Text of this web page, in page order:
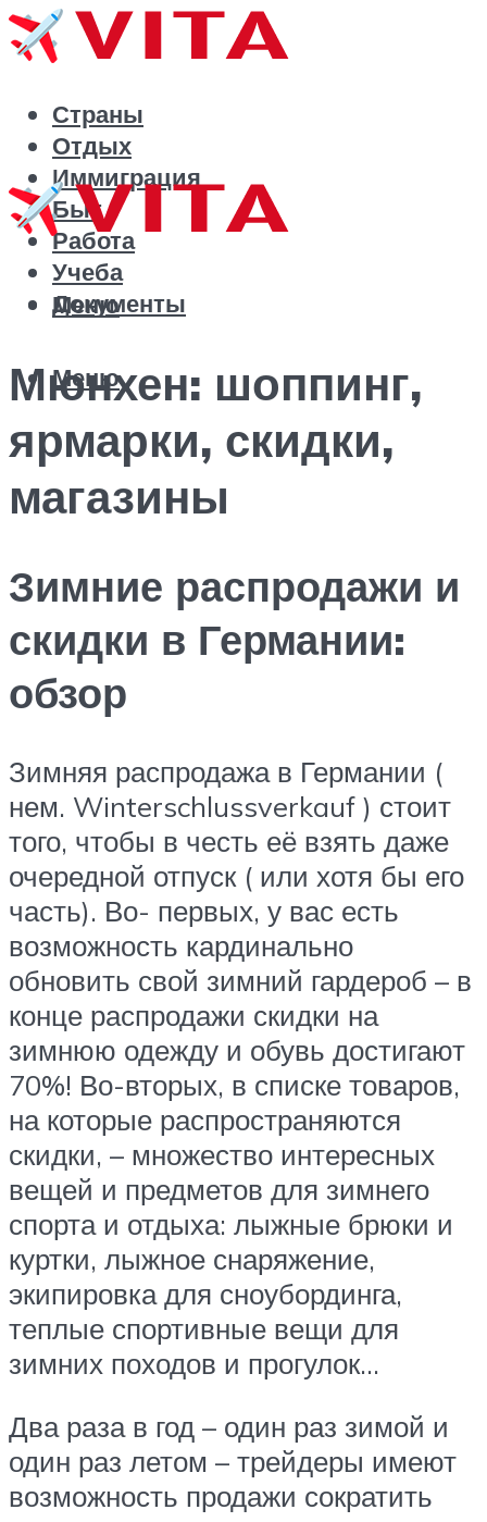
Страны
Отдых
Иммиграция
Быт
Работа
Учеба
Документы
Меню
Меню
Мюнхен: шоппинг,
ярмарки, скидки,
магазины
Зимние распродажи и
скидки в Германии:
обзор
Зимняя распродажа в Германии (
нем. Winterschlussverkauf ) стоит
того, чтобы в честь её взять даже
очередной отпуск ( или хотя бы его
часть). Во- первых, у вас есть
возможность кардинально
обновить свой зимний гардероб – в
конце распродажи скидки на
зимнюю одежду и обувь достигают
70%! Во-вторых, в списке товаров,
на которые распространяются
скидки, – множество интересных
вещей и предметов для зимнего
спорта и отдыха: лыжные брюки и
куртки, лыжное снаряжение,
экипировка для сноубординга,
теплые спортивные вещи для
зимних походов и прогулок…
Два раза в год – один раз зимой и
один раз летом – трейдеры имеют
возможность продажи сократить